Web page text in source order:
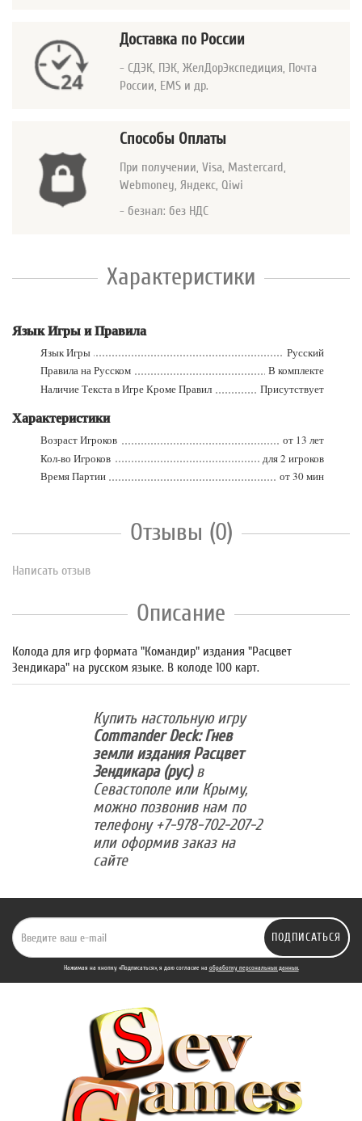
Доставка по России
- СДЭК, ПЭК, ЖелДорЭкспедиция, Почта
России, EMS и др.
Способы Оплаты
При получении, Visa, Mastercard
Webmoney, Яндекс, Qiwi
- безнал: без НДС
Характеристики
Язык Игры и Правила
Язык Игры
Русский
Правила на Русском
В комплекте
Наличие Текста в Игре Кроме Правил
Присутствует
Характеристики
Возраст Игроков
от 13 лет
Кол-во Игроков
для 2 игроков
Время Партии
от 30 мин
Отзывы (0)
Написать отзыв
Описание
Колода для игр формата "Командир" издания "Расцвет
Зендикара" на русском языке. В колоде 100 карт.
Купить настольную игру
Commander Deck: Гнев
земли издания Расцвет
Зендикара (рус)в
Севастополе или Крыму,
можно позвонив нам по
телефону +7-978-702-207-2
или оформив заказ на
сайте
ПОДПИСАТЬСЯ
Нажимая на кнопку «Подписаться», я даю cогласие на обработку персональных данных.